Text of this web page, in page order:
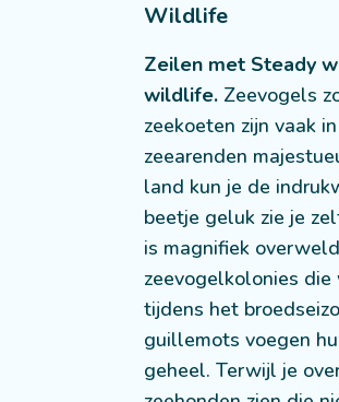
Wildlife
Zeilen met Steady
wildlife. Zeevogels
zeekoeten zijn vaak
zeearenden
land kun je de
beetje geluk zie je
is magnifiek
zeevogelkolonies
tijdens het
guillemots voegen
geheel. Terwijl je